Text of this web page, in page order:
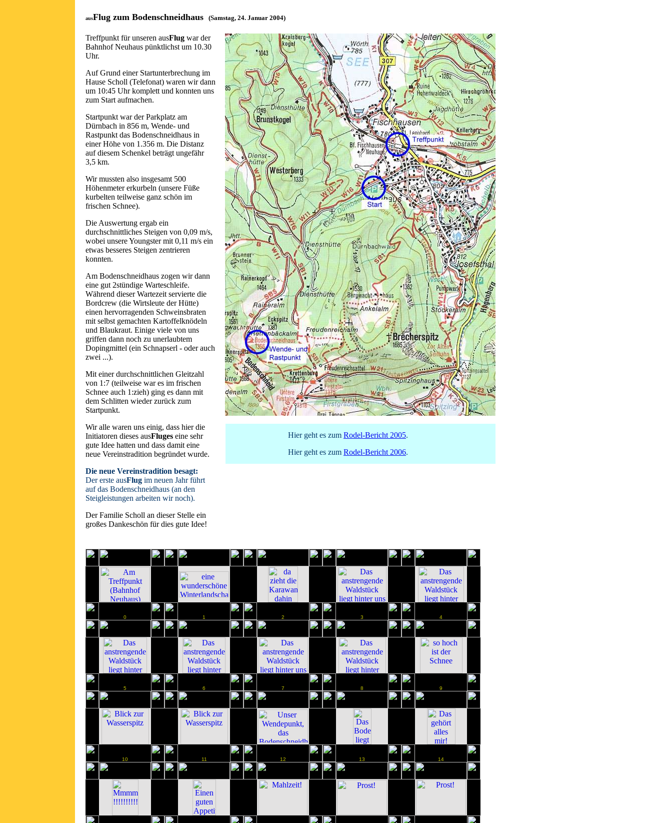
ausFlug zum Bodenschneidhaus (Samstag, 24. Januar 2004)
Treffpunkt für unseren ausFlug war der
Bahnhof Neuhaus pünktlichst um 10.30
Uhr.
Auf Grund einer Startunterbrechung im
Hause Scholl (Telefonat) waren wir dann
um 10:45 Uhr komplett und konnten uns
zum Start aufmachen.
Startpunkt war der Parkplatz am
Dürnbach in 856 m, Wende- und
Rastpunkt das Bodenschneidhaus in
einer Höhe von 1.356 m. Die Distanz
auf diesem Schenkel beträgt ungefähr
3,5 km.
Wir mussten also insgesamt 500
Höhenmeter erkurbeln (unsere Füße
kurbelten teilweise ganz schön im
frischen Schnee).
Die Auswertung ergab ein
durchschnittliches Steigen von 0,09 m/s,
wobei unsere Youngster mit 0,11 m/s ein
etwas besseres Steigen zentrieren
konnten.
Am Bodenschneidhaus zogen wir dann
eine gut 2stündige Warteschleife.
Während dieser Wartezeit servierte die
Bordcrew (die Wirtsleute der Hütte)
einen hervorragenden Schweinsbraten
mit selbst gemachten Kartoffelknödeln
und Blaukraut. Einige viele von uns
griffen dann noch zu unerlaubtem
Dopingmittel (ein Schnapserl - oder auch
zwei ...).
Mit einer durchschnittlichen Gleitzahl
von 1:7 (teilweise war es im frischen
Schnee auch 1:zieh) ging es dann mit
dem Schlitten wieder zurück zum
Startpunkt.
Wir alle waren uns einig, dass hier die
Initiatoren dieses ausFluges eine sehr
gute Idee hatten und dass damit eine
neue Vereinstradition begründet wurde.
Die neue Vereinstradition besagt:
Der erste ausFlug im neuen Jahr führt
auf das Bodenschneidhaus (an den
Steigleistungen arbeiten wir noch).
Der Familie Scholl an dieser Stelle ein
großes Dankeschön für dies gute Idee!
Hier geht es zum Rodel-Bericht 2005.
Hier geht es zum Rodel-Bericht 2006.
0 1 2 3 4
5 6 7 8 9
10 11 12 13 14